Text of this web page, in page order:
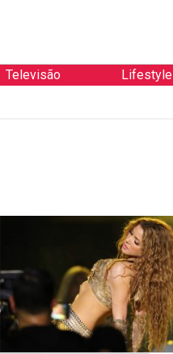
Televisão Lifestyle